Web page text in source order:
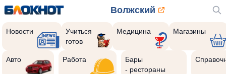
Волжский
Новости
Учиться
готов
Медицина Магазины
Авто Работа
Бары
- рестораны